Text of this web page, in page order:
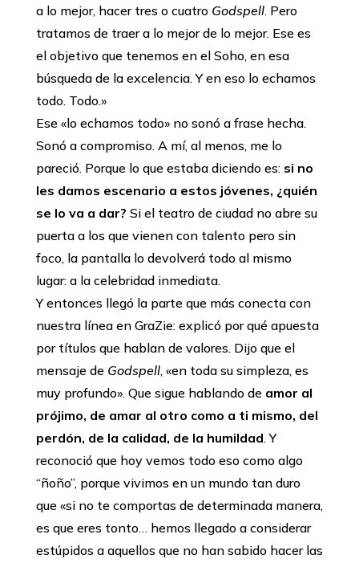
a lo mejor, hacer tres o cuatro Godspell. Pero
tratamos de traer a lo mejor de lo mejor. Ese es
el objetivo que tenemos en el Soho, en esa
búsqueda de la excelencia. Y en eso lo echamos
todo. Todo.»
Ese «lo echamos todo» no sonó a frase hecha.
Sonó a compromiso. A mí, al menos, me lo
pareció. Porque lo que estaba diciendo es: si no
les damos escenario a estos jóvenes, ¿quién
se lo va a dar? Si el teatro de ciudad no abre su
puerta a los que vienen con talento pero sin
foco, la pantalla lo devolverá todo al mismo
lugar: a la celebridad inmediata.
Y entonces llegó la parte que más conecta con
nuestra línea en GraZie: explicó por qué apuesta
por títulos que hablan de valores. Dijo que el
mensaje de Godspell, «en toda su simpleza, es
muy profundo». Que sigue hablando de amor al
prójimo, de amar al otro como a ti mismo, del
perdón, de la calidad, de la humildad. Y
reconoció que hoy vemos todo eso como algo
“ñoño”, porque vivimos en un mundo tan duro
que «si no te comportas de determinada manera,
es que eres tonto… hemos llegado a considerar
estúpidos a aquellos que no han sabido hacer las